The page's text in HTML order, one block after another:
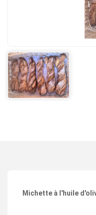
Michette à l'huile